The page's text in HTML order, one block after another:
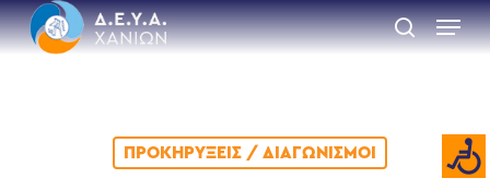
Skip
to
main
search
Menu
ΠΡΟΚΗΡΎΞΕΙΣ / ΔΙΑΓΩΝΙΣΜΟΊ